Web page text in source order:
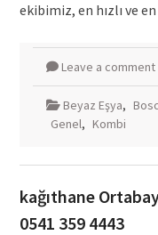
ekibimiz, en hızlı ve
Leave a comment
Beyaz Eşya,
Genel, Kombi
kağıthane
0541 359 4443